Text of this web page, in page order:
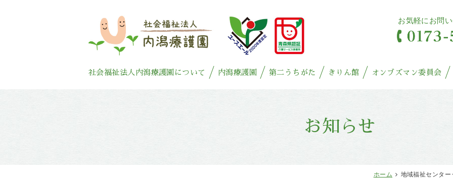
お気軽にお問
社会福祉法人内潟療護園について 内潟療護園 第二うちがた きりん館 オンブズマン委員会
お知らせ
ホーム 地域福祉センタ